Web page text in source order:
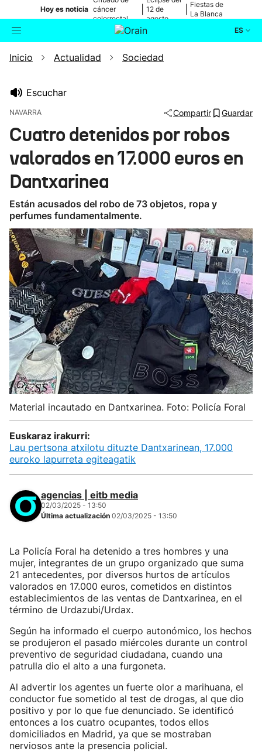
Hoy es noticia cáncer
colorrectal
12 de
agosto
Fiestas de
La Blanca
ES
Buscador Actualidad
Ikusmiran
Inicio Actualidad Sociedad
Escuchar
NAVARRA Compartir Guardar
Cuatro detenidos por robos
valorados en 17.000 euros en
Dantxarinea
Están acusados del robo de 73 objetos, ropa y
perfumes fundamentalmente.
Material incautado en Dantxarinea. Foto: Policía Foral
Euskaraz irakurri:
Lau pertsona atxilotu dituzte Dantxarinean, 17.000
euroko lapurreta egiteagatik
agencias | eitb media
02/03/2025 - 13:50
Última actualización 02/03/2025 - 13:50
La Policía Foral ha detenido a tres hombres y una
mujer, integrantes de un grupo organizado que suma
21 antecedentes, por diversos hurtos de artículos
valorados en 17.000 euros, cometidos en distintos
establecimientos de las ventas de Dantxarinea, en el
término de Urdazubi/Urdax.
Según ha informado el cuerpo autonómico, los hechos
se produjeron el pasado miércoles durante un control
preventivo de seguridad ciudadana, cuando una
patrulla dio el alto a una furgoneta.
Al advertir los agentes un fuerte olor a marihuana, el
conductor fue sometido al test de drogas, al que dio
positivo y por lo que fue denunciado. Se identificó
entonces a los cuatro ocupantes, todos ellos
domiciliados en Madrid, ya que se mostraban
nerviosos ante la presencia policial.